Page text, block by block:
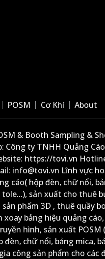
POSM Cơ Khí About
& Booth Sampling &
Công ty TNHH Quảng
https://tovi.vn
info@tovi.vn Lĩnh vực
cáo( hộp đèn, chữ nổi,
sản xuất cho thuê
phẩm 3D , thuê quầy
bảng hiệu quảng
hình, sản xuất POSM
chữ nổi, bảng mica,
công sản phẩm cho các